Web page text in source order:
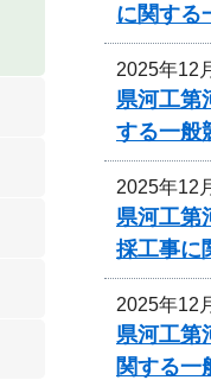
に関する
2025年12
県河工第
する一般
2025年12
県河工第
採工事に
2025年12
県河工第
関する一